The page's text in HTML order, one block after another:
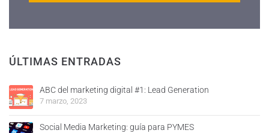
ÚLTIMAS ENTRADAS
ABC del marketing digital #1: Lead Generation
7 marzo, 2023
Social Media Marketing: guía para PYMES